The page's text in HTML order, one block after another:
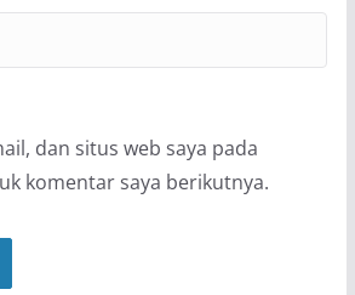
dan situs web saya pada
komentar saya berikutnya.